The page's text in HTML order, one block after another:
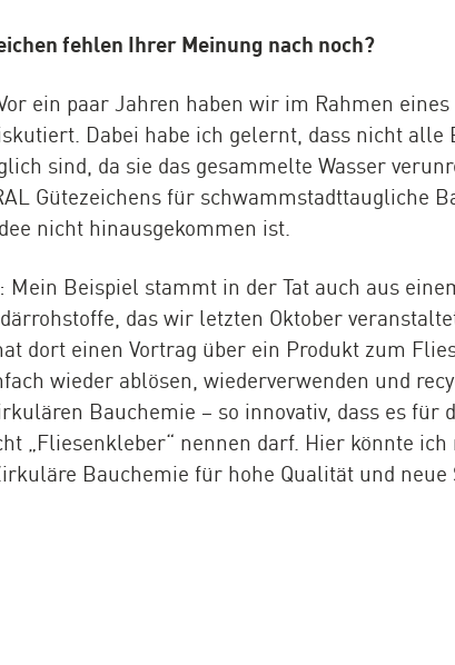
fehlen Ihrer Meinung nach noch?
ein paar Jahren haben wir im Rahmen
Dabei habe ich gelernt, dass nicht alle
sind, da sie das gesammelte Wasser
Gütezeichens für schwammstadttaugliche
nicht hinausgekommen ist.
Mein Beispiel stammt in der Tat auch aus
das wir letzten Oktober
dort einen Vortrag über ein Produkt zum
wieder ablösen, wiederverwenden und
Bauchemie – so innovativ, dass es für
„Fliesenkleber“ nennen darf. Hier könnte
Bauchemie für hohe Qualität und neue